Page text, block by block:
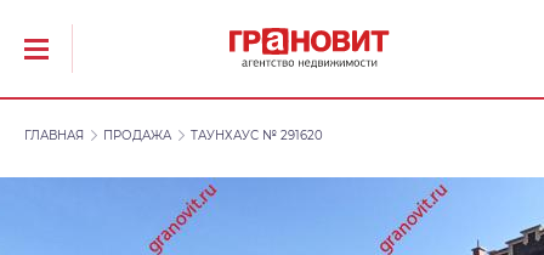
ГЛАВНАЯ ПРОДАЖА ТАУНХАУС № 291620